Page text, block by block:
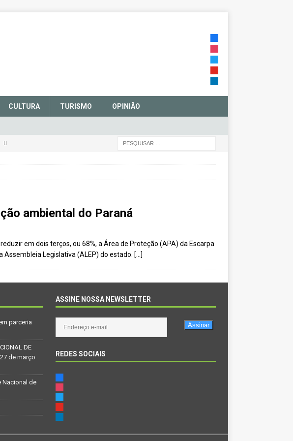
CULTURA TURISMO OPINIÃO
do
natural
ambiental do Paraná
em dois terços, ou 68%, a Área de Proteção (APA) da Escarpa
Legislativa (ALEP) do estado. […]
parceria
DE
de março
Nacional de
ASSINE NOSSA NEWSLETTER
Assinar
REDES SOCIAIS